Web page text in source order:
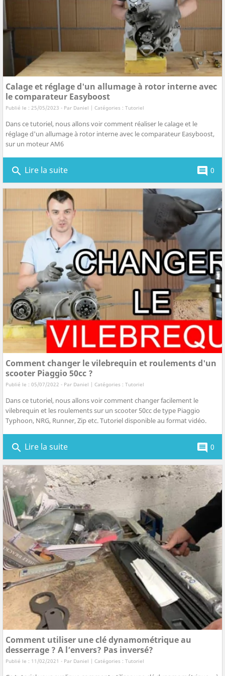
Calage et réglage d'un allumage à rotor interne avec
le comparateur Easyboost
Publié le : 25/05/2023 - Par Daniel | Catégories : Tutoriel
Dans ce tutoriel, nous allons voir comment réaliser le calage et le
réglage d'un allumage à rotor interne avec le comparateur Easyboost,
sur un moteur AM6
search Lire la suite comment 0
Comment changer le vilebrequin et roulements d'un
scooter Piaggio 50cc ?
Publié le : 05/07/2022 - Par Daniel | Catégories : Tutoriel
Dans ce tutoriel, nous allons voir comment changer facilement le
vilebrequin et les roulements sur un scooter 50cc de type Piaggio
Typhoon, NRG, Runner, Zip etc. Tutoriel disponible au format vidéo.
search Lire la suite comment 0
Comment utiliser une clé dynamométrique au
desserrage ? A l’envers? Pas inversé?
Publié le : 11/02/2021 - Par Daniel | Catégories : Tutoriel